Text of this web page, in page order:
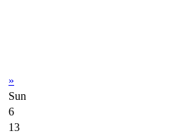
»
Sun
6
13